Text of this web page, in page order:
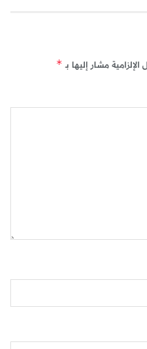
مشار إليها بـ *